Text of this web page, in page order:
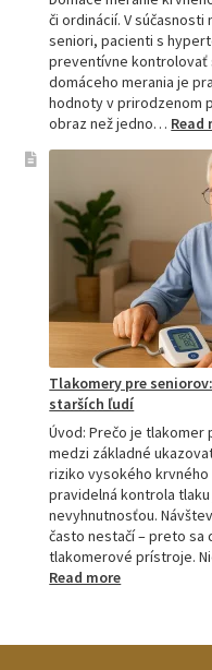
či ordinácií. V
seniori, pacienti s
preventívne kontrolovať
domáceho merania je
hodnoty v prirodzenom
obraz než jedno… Read
Tlakomery pre
starších ľudí
Úvod: Prečo je
medzi základné
riziko vysokého
pravidelná kontrola
nevyhnutnosťou.
často nestačí – preto sa
tlakomerové prístroje.
Read more: